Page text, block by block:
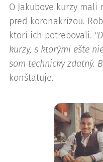
O Jakubove kurzy
pred koronakrízou.
ktorí ich potrebovali.
kurzy, s ktorými ešte
som technicky zdatný.
konštatuje.